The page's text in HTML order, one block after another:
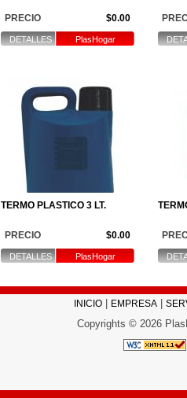
PRECIO $0.00
DETALLES PlasHogar
TERMO PLASTICO 3 LT.
PRECIO $0.00
DETALLES PlasHogar
INICIO| EMPRESA|
Copyrights © 2026